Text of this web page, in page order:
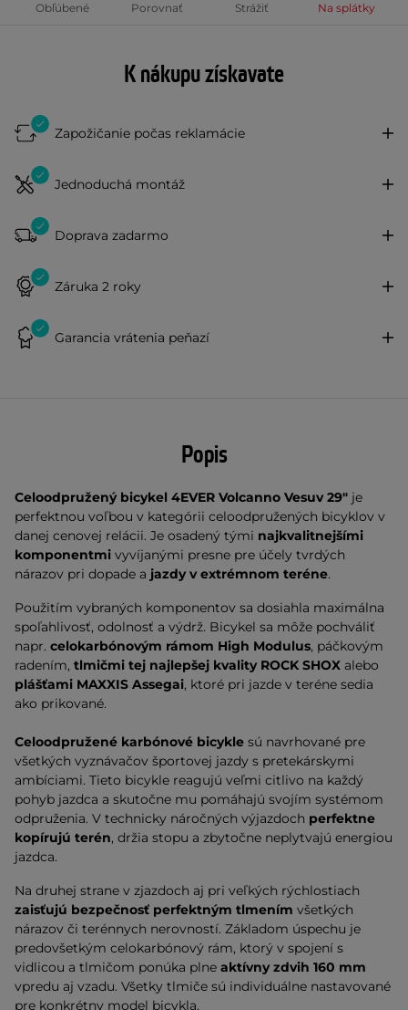
Obľúbené Porovnať Strážiť Na splátky
K nákupu získavate
Zapožičanie počas reklamácie
Jednoduchá montáž
Doprava zadarmo
Záruka 2 roky
Garancia vrátenia peňazí
Popis
Celoodpružený bicykel 4EVER Volcanno Vesuv 29" je
perfektnou voľbou v kategórii celoodpružených bicyklov v
danej cenovej relácii. Je osadený tými najkvalitnejšími
komponentmi vyvíjanými presne pre účely tvrdých
nárazov pri dopade a jazdy v extrémnom teréne.
Použitím vybraných komponentov sa dosiahla maximálna
spoľahlivosť, odolnosť a výdrž. Bicykel sa môže pochváliť
napr. celokarbónovým rámom High Modulus, páčkovým
radením, tlmičmi tej najlepšej kvality ROCK SHOX alebo
plášťami MAXXIS Assegai, ktoré pri jazde v teréne sedia
ako prikované.
Celoodpružené karbónové bicykle sú navrhované pre
všetkých vyznávačov športovej jazdy s pretekárskymi
ambíciami. Tieto bicykle reagujú veľmi citlivo na každý
pohyb jazdca a skutočne mu pomáhajú svojím systémom
odpruženia. V technicky náročných výjazdoch perfektne
kopírujú terén, držia stopu a zbytočne neplytvajú energiou
jazdca.
Na druhej strane v zjazdoch aj pri veľkých rýchlostiach
zaisťujú bezpečnosť perfektným tlmením všetkých
nárazov či terénnych nerovností. Základom úspechu je
predovšetkým celokarbónový rám, ktorý v spojení s
vidlicou a tlmičom ponúka plne aktívny zdvih 160 mm
vpredu aj vzadu. Všetky tlmiče sú individuálne nastavované
pre konkrétny model bicykla.